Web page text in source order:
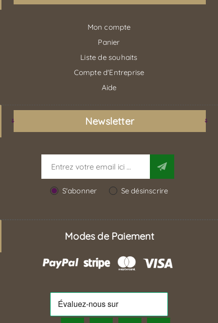
Mon compte
Panier
Liste de souhaits
Compte d'Entreprise
Aide
Newsletter
S'abonner Se désinscrire
Modes de Paiement